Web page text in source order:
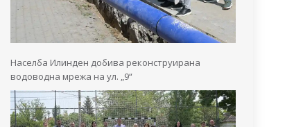
Населба Илинден добива реконструирана
водоводна мрежа на ул. „9“